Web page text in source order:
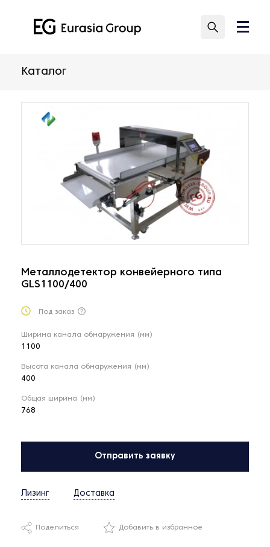
Каталог
Металлодетектор конвейерного типа
GLS1100/400
Под заказ
Ширина канала обнаружения (мм)
1100
Высота канала обнаружения (мм)
400
Общая ширина (мм)
768
Отправить заявку
Лизинг Доставка
Поделиться Добавить в избранное